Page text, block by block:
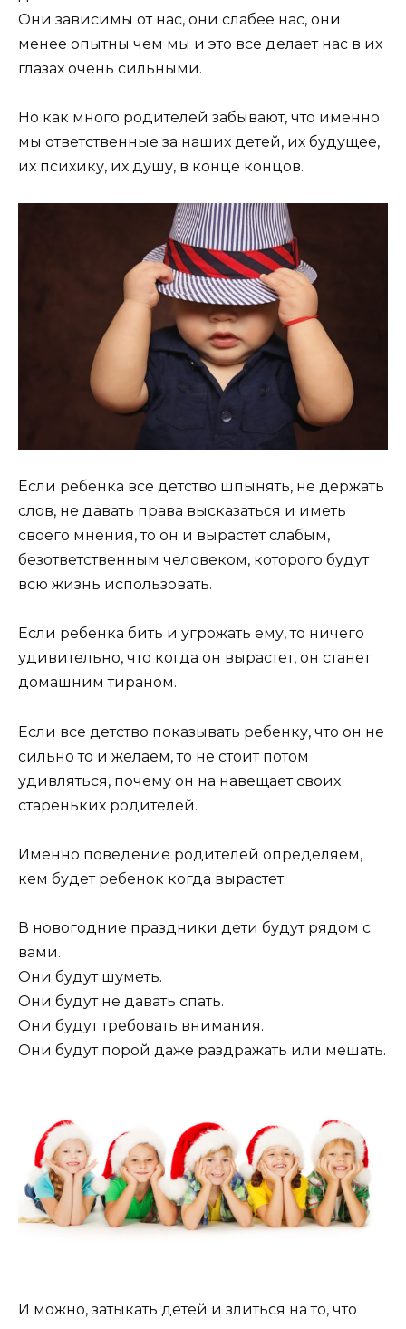
Они зависимы от нас, они слабее нас, они
менее опытны чем мы и это все делает нас в их
глазах очень сильными.
Но как много родителей забывают, что именно
мы ответственные за наших детей, их будущее,
их психику, их душу, в конце концов.
Если ребенка все детство шпынять, не держать
слов, не давать права высказаться и иметь
своего мнения, то он и вырастет слабым,
безответственным человеком, которого будут
всю жизнь использовать.
Если ребенка бить и угрожать ему, то ничего
удивительно, что когда он вырастет, он станет
домашним тираном.
Если все детство показывать ребенку, что он не
сильно то и желаем, то не стоит потом
удивляться, почему он на навещает своих
стареньких родителей.
Именно поведение родителей определяем,
кем будет ребенок когда вырастет.
В новогодние праздники дети будут рядом с
вами.
Они будут шуметь.
Они будут не давать спать.
Они будут требовать внимания.
Они будут порой даже раздражать или мешать.
И можно, затыкать детей и злиться на то, что